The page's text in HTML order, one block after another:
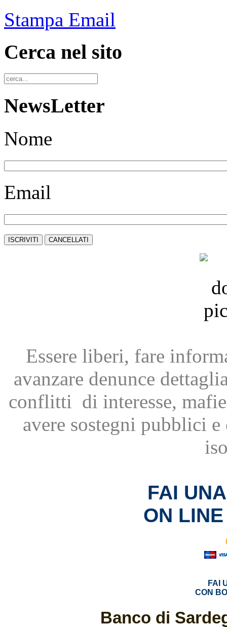
Stampa Email
Cerca nel sito
NewsLetter
Nome
Email
Essere liberi, fare
avanzare denunce
conflitti di interesse,
avere sostegni pubblici
FAI
ON
FAI
CON
Banco di